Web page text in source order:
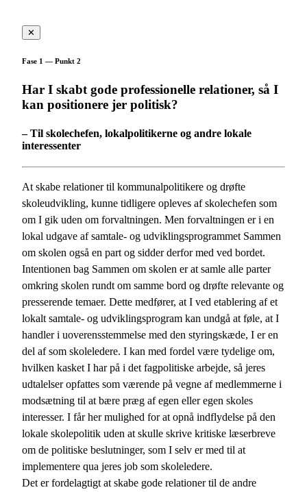
✕
Fase 1 — Punkt 2
Har I skabt gode professionelle relationer, så I
kan positionere jer politisk?
– Til skolechefen, lokalpolitikerne og andre lokale
interessenter
At skabe relationer til kommunalpolitikere og drøfte
skoleudvikling, kunne tidligere opleves af skolechefen som
om I gik uden om forvaltningen. Men forvaltningen er i en
lokal udgave af samtale- og udviklingsprogrammet Sammen
om skolen også en part og sidder derfor med ved bordet.
Intentionen bag Sammen om skolen er at samle alle parter
omkring skolen rundt om samme bord og drøfte relevante og
presserende temaer. Dette medfører, at I ved etablering af et
lokalt samtale- og udviklingsprogram kan undgå at føle, at I
handler i uoverensstemmelse med den styringskæde, I er en
del af som skoleledere. I kan med fordel være tydelige om,
hvilken kasket I har på i det fagpolitiske arbejde, så jeres
udtalelser opfattes som værende på vegne af medlemmerne i
modsætning til at bære præg af egen eller egen skoles
interesser. I får her mulighed for at opnå indflydelse på den
lokale skolepolitik uden at skulle skrive kritiske læserbreve
om de politiske beslutninger, som I selv er med til at
implementere qua jeres job som skoleledere.
Det er fordelagtigt at skabe gode relationer til de andre